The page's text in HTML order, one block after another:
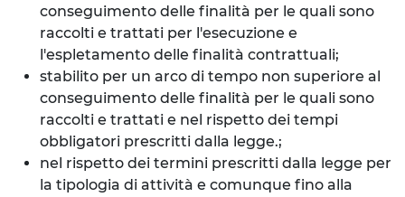
conseguimento delle finalità per le quali sono
raccolti e trattati per l'esecuzione e
l'espletamento delle finalità contrattuali;
stabilito per un arco di tempo non superiore al
conseguimento delle finalità per le quali sono
raccolti e trattati e nel rispetto dei tempi
obbligatori prescritti dalla legge.;
nel rispetto dei termini prescritti dalla legge per
la tipologia di attività e comunque fino alla